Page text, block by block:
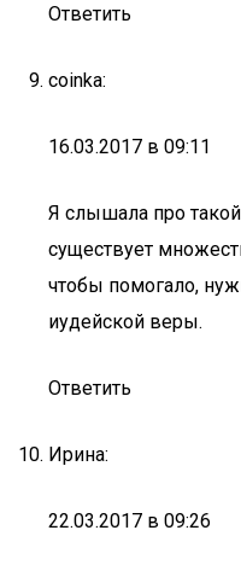
Ответить
coinka:
16.03.2017 в 09:11
Я слышала про
существует
чтобы помогало,
иудейской веры.
Ответить
Ирина:
22.03.2017 в 09:26